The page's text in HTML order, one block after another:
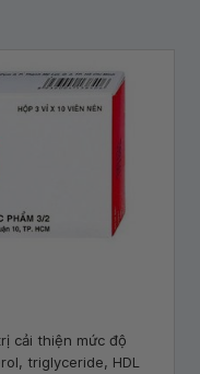
cải thiện mức độ
triglyceride, HDL